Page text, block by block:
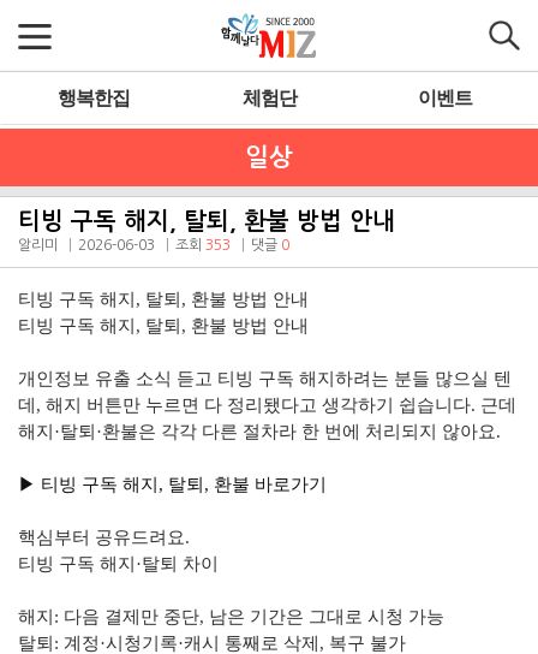
행복한집 체험단 이벤트
일상
티빙 구독 해지, 탈퇴, 환불 방법 안내
알리미 2026-06-03 조회 353 댓글 0
티빙 구독 해지, 탈퇴, 환불 방법 안내
티빙 구독 해지, 탈퇴, 환불 방법 안내
개인정보 유출 소식 듣고 티빙 구독 해지하려는 분들 많으실 텐
데, 해지 버튼만 누르면 다 정리됐다고 생각하기 쉽습니다. 근데
해지·탈퇴·환불은 각각 다른 절차라 한 번에 처리되지 않아요.
▶︎ 티빙 구독 해지, 탈퇴, 환불 바로가기
핵심부터 공유드려요.
티빙 구독 해지·탈퇴 차이
해지: 다음 결제만 중단, 남은 기간은 그대로 시청 가능
탈퇴: 계정·시청기록·캐시 통째로 삭제, 복구 불가